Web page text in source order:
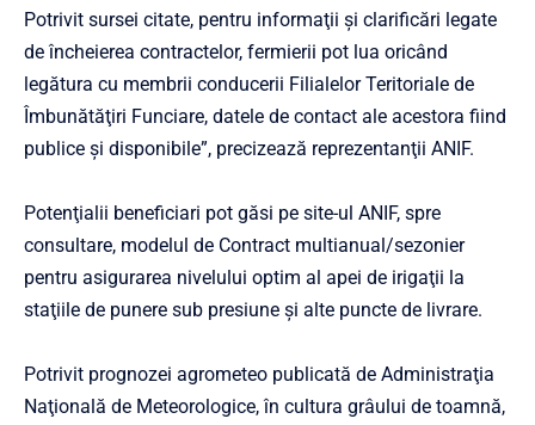
Potrivit sursei citate, pentru informaţii şi clarificări legate
de încheierea contractelor, fermierii pot lua oricând
legătura cu membrii conducerii Filialelor Teritoriale de
Îmbunătăţiri Funciare, datele de contact ale acestora fiind
publice şi disponibile”, precizează reprezentanţii ANIF.
Potenţialii beneficiari pot găsi pe site-ul ANIF, spre
consultare, modelul de Contract multianual/sezonier
pentru asigurarea nivelului optim al apei de irigaţii la
staţiile de punere sub presiune şi alte puncte de livrare.
Potrivit prognozei agrometeo publicată de Administraţia
Naţională de Meteorologice, în cultura grâului de toamnă,